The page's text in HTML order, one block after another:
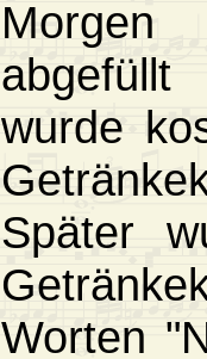
Morgen
wurde
Später
Worten